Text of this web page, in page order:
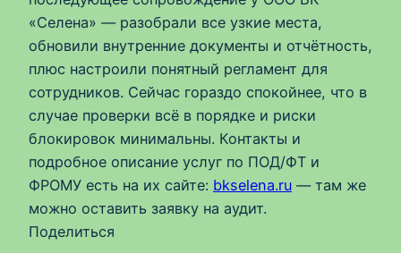
«Селена» — разобрали все узкие места,
обновили внутренние документы и отчётность,
плюс настроили понятный регламент для
сотрудников. Сейчас гораздо спокойнее, что в
случае проверки всё в порядке и риски
блокировок минимальны. Контакты и
подробное описание услуг по ПОД/ФТ и
ФРОМУ есть на их сайте: bkselena.ru — там же
можно оставить заявку на аудит.
Поделиться